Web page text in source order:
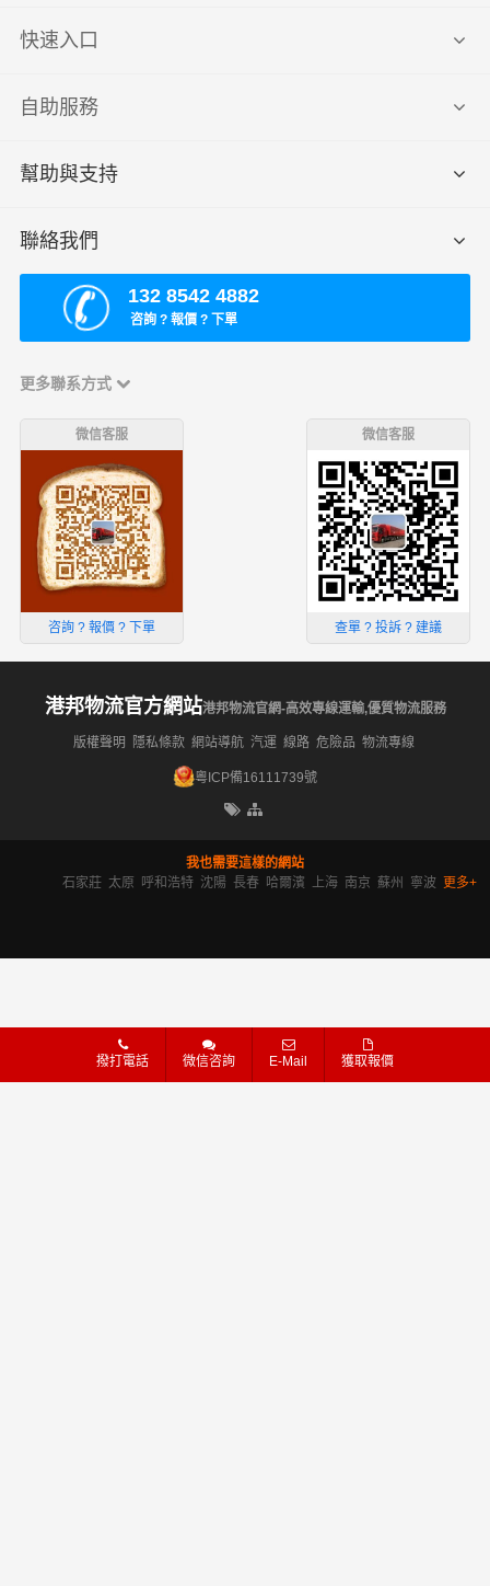
撥打電話 微信咨詢 E-Mail 獲取報價
快速入口
自助服務
幫助與支持
聯絡我們
132 8542 4882
咨詢 ? 報價 ? 下單
更多聯系方式
微信客服
咨詢 ? 報價 ? 下單
微信客服
查單 ? 投訴 ? 建議
港邦物流官方網站港邦物流官網-高效專線運輸,優質物流服務
版權聲明 隱私條款 網站導航 汽運 線路 危險品 物流專線
粵ICP備16111739號
我也需要這樣的網站
石家莊 太原 呼和浩特 沈陽 長春 哈爾濱 上海 南京 蘇州 寧波 更多+